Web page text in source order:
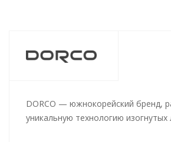
DORCO — южнокорейский бренд,
уникальную технологию изогнутых